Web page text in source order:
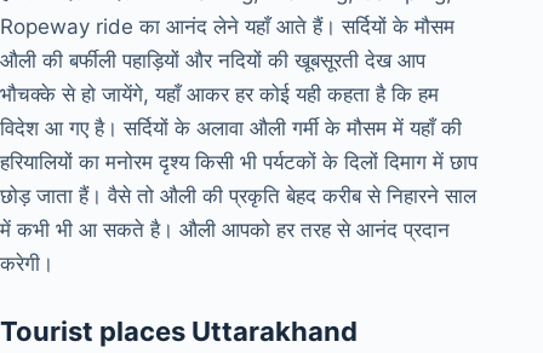
Ropeway ride का आनंद लेने यहाँ आते हैं। सर्दियों के मौसम
औली की बर्फीली पहाड़ियों और नदियों की खूबसूरती देख आप
भौचक्के से हो जायेंगे, यहाँ आकर हर कोई यही कहता है कि हम
विदेश आ गए है। सर्दियों के अलावा औली गर्मी के मौसम में यहाँ की
हरियालियों का मनोरम दृश्य किसी भी पर्यटकों के दिलों दिमाग में छाप
छोड़ जाता हैं। वैसे तो औली की प्रकृति बेहद करीब से निहारने साल
में कभी भी आ सकते है। औली आपको हर तरह से आनंद प्रदान
करेगी।
Tourist places Uttarakhand